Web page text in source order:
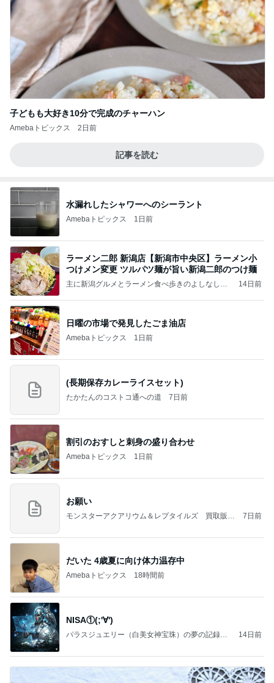
子どもも大好き10分で完成のチャーハン
Amebaトピックス 2日前
記事を読む
水漏れしたシャワーへのシーラント
Amebaトピックス 1日前
ラーメン二郎 新潟店【新潟市中央区】ラーメン小
つけメン変更 ツルパツ麺が旨い新潟二郎のつけ麺
主に新潟グルメとラーメン食べ歩きのよしなしご
14日前
日曜の市場で発見したごま油店
Amebaトピックス 1日前
(長期保存カレーライスセット)
たかたんのコストコ通への道 7日前
割引のおすしと刺身の盛り合わせ
Amebaトピックス 1日前
お願い
モンスターアクアリウム＆レプタイルズ 買取販売
7日前
だいた 4歳夏に向け体力温存中
Amebaトピックス 18時間前
NISA①(;'∀')
パラスジュエリー（白美女神宝珠）の夢の記録
14日前